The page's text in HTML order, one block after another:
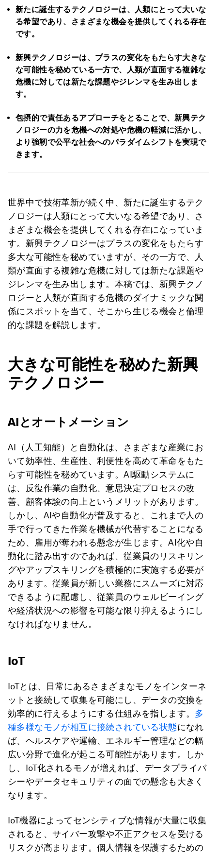
新たに誕生するテクノロジーは、人類にとって大いな
る希望であり、さまざまな機会を提供してくれる存在
です。
新興テクノロジーは、プラスの変化をもたらす大きな
な可能性を秘めている一方で、人類が直面する複雑な
危機に対しては新たな課題やジレンマを生み出しま
す。
包摂的で責任あるアプローチをとることで、新興テク
ノロジーの力を危機への対処や危機の軽減に活かし、
より強靭で公平な社会へのパラダイムシフトを実現で
きます。
世界中で技術革新が続く中、新たに誕生するテク
ノロジーは人類にとって大いなる希望であり、さ
まざまな機会を提供してくれる存在になっていま
す。新興テクノロジーはプラスの変化をもたらす
多大な可能性を秘めていますが、その一方で、人
類が直面する複雑な危機に対しては新たな課題や
ジレンマを生み出します。本稿では、新興テクノ
ロジーと人類が直面する危機のダイナミックな関
係にスポットを当て、そこから生じる機会と倫理
的な課題を解説します。
大きな可能性を秘めた新興
テクノロジー
AIとオートメーション
AI（人工知能）と自動化は、さまざまな産業にお
いて効率性、生産性、利便性を高めて革命をもた
らす可能性を秘めています。AI駆動システムに
は、反復作業の自動化、意思決定プロセスの改
善、顧客体験の向上というメリットがあります。
しかし、AIや自動化が普及すると、これまで人の
手で行ってきた作業を機械が代替することになる
ため、雇用が奪われる懸念が生じます。AI化や自
動化に踏み出すのであれば、従業員のリスキリン
グやアップスキリングを積極的に実施する必要が
あります。従業員が新しい業務にスムーズに対応
できるように配慮し、従業員のウェルビーイング
や経済状況への影響を可能な限り抑えるようにし
なければなりません。
IoT
IoTとは、日常にあるさまざまなモノをインターネ
ットと接続して収集を可能にし、データの交換を
効率的に行えるようにする仕組みを指します。 多
種多様なモノが相互に接続されている状態になれ
ば、ヘルスケアや運輸、エネルギー管理などの幅
広い分野で進化が起こる可能性があります。しか
し、IoT化されるモノが増えれば、データプライバ
シーやデータセキュリティの面での懸念も大きく
なります。
IoT機器によってセンシティブな情報が大量に収集
されると、サイバー攻撃や不正アクセスを受ける
リスクが高まります。個人情報を保護するための